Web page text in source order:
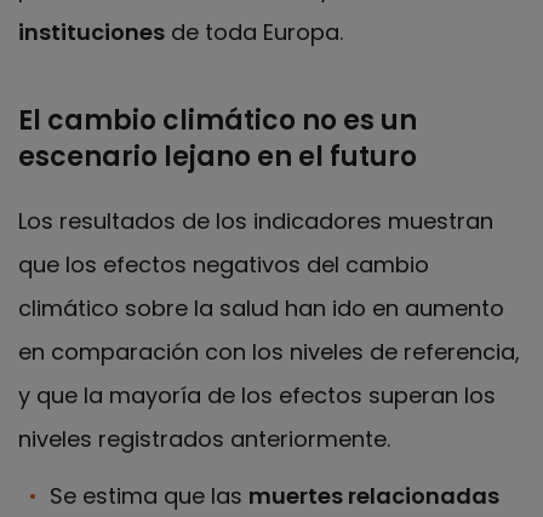
instituciones de toda Europa.
El cambio climático no es un
escenario lejano en el futuro
Los resultados de los indicadores muestran
que los efectos negativos del cambio
climático sobre la salud han ido en aumento
en comparación con los niveles de referencia,
y que la mayoría de los efectos superan los
niveles registrados anteriormente.
Se estima que las muertes relacionadas